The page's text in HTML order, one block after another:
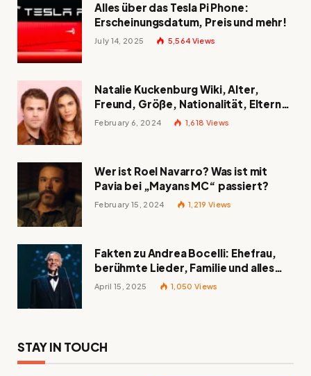
Alles über das Tesla Pi Phone:
Erscheinungsdatum, Preis und mehr!
July 14, 2025 5,564 Views
Natalie Kuckenburg Wiki, Alter,
Freund, Größe, Nationalität, Eltern
und mehr
February 6, 2024 1,618 Views
Wer ist Roel Navarro? Was ist mit
Pavia bei „Mayans MC“ passiert?
February 15, 2024 1,219 Views
Fakten zu Andrea Bocelli: Ehefrau,
berühmte Lieder, Familie und alles
Wissenswerte über den italienischen
April 15, 2025 1,050 Views
STAY IN TOUCH